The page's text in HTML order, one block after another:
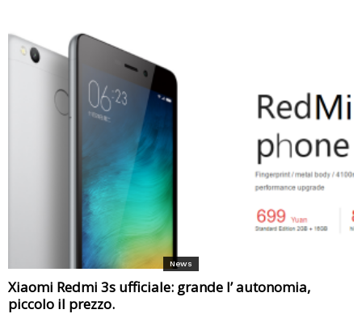
News
Xiaomi Redmi 3s ufficiale: grande l’ autonomia,
piccolo il prezzo.